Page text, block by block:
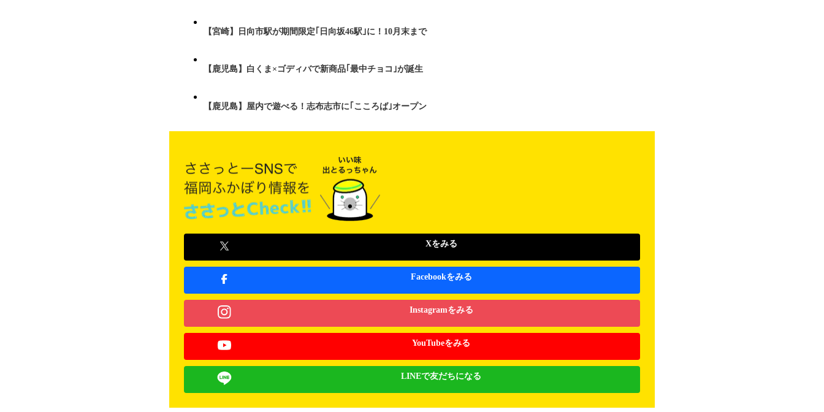
【宮崎】日向市駅が期間限定｢日向坂46駅｣に！10月末まで
【鹿児島】白くま×ゴディバで新商品｢最中チョコ｣が誕生
【鹿児島】屋内で遊べる！志布志市に｢こころば｣オープン
Xをみる
Facebookをみる
Instagramをみる
YouTubeをみる
LINEで友だちになる